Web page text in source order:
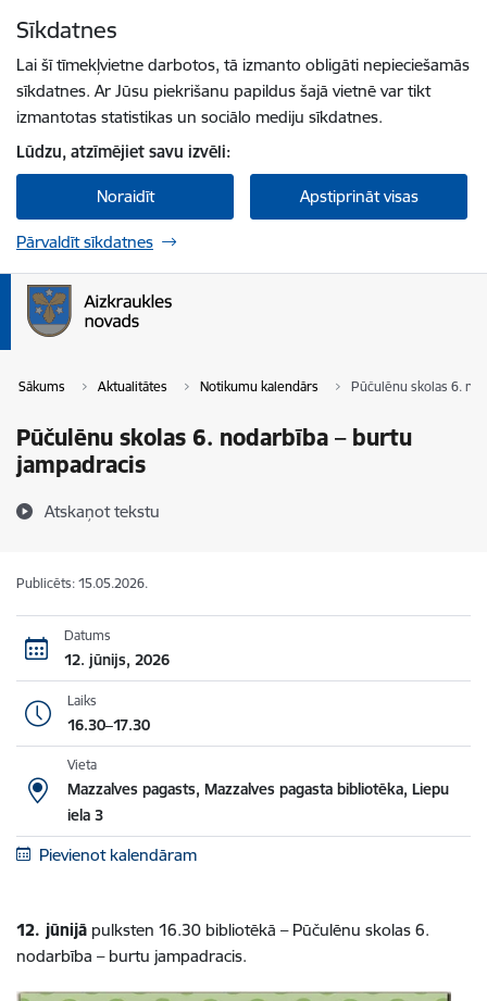
Sīkdatnes
Lai šī tīmekļvietne darbotos, tā izmanto obligāti nepieciešamās
sīkdatnes. Ar Jūsu piekrišanu papildus šajā vietnē var tikt
izmantotas statistikas un sociālo mediju sīkdatnes.
Lūdzu, atzīmējiet savu izvēli:
Noraidīt Apstiprināt visas
Pārvaldīt sīkdatnes
Sākums Aktualitātes Notikumu kalendārs Pūčulēnu skolas 6.
Pūčulēnu skolas 6. nodarbība – burtu
jampadracis
Atskaņot tekstu
Publicēts: 15.05.2026.
Datums
12. jūnijs, 2026
Laiks
16.30–17.30
Vieta
Mazzalves pagasts, Mazzalves pagasta bibliotēka, Liepu
iela 3
Pievienot kalendāram
12. jūnijā pulksten 16.30 bibliotēkā – Pūčulēnu skolas 6.
nodarbība – burtu jampadracis.